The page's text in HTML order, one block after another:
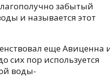
забытый
и называется этот
еще Авиценна
сих пор используется
воды-